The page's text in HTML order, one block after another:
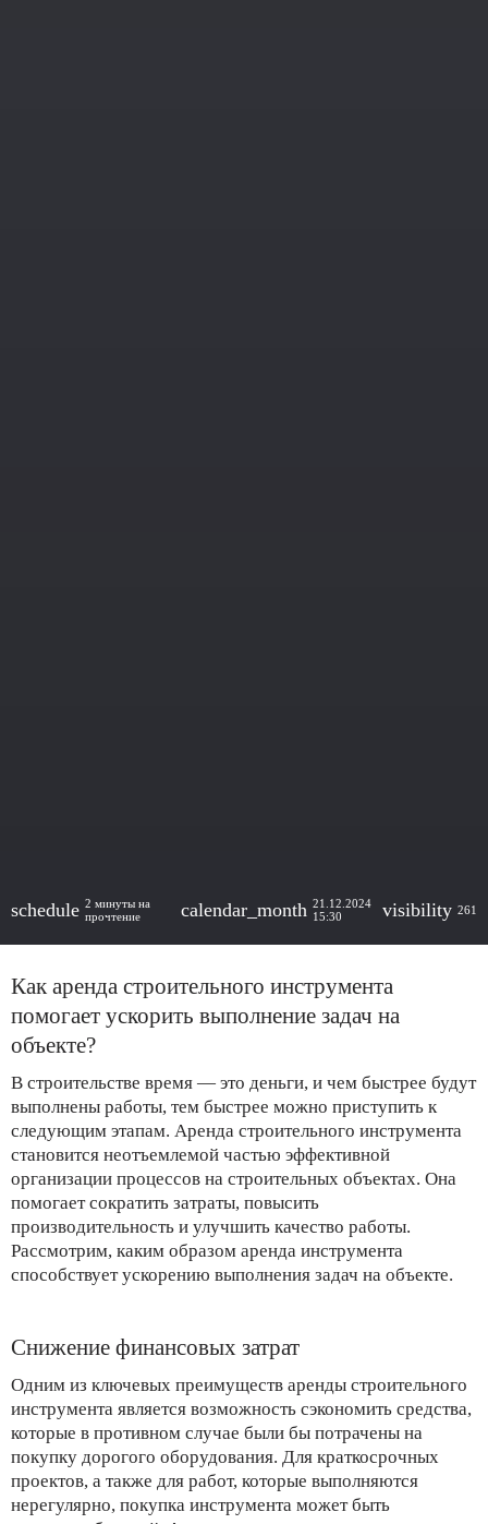
schedule 2 минуты на
прочтение
calendar_month 21.12.2024
15:30
visibility 261
Как аренда строительного инструмента
помогает ускорить выполнение задач на
объекте?
В строительстве время — это деньги, и чем быстрее будут
выполнены работы, тем быстрее можно приступить к
следующим этапам. Аренда строительного инструмента
становится неотъемлемой частью эффективной
организации процессов на строительных объектах. Она
помогает сократить затраты, повысить
производительность и улучшить качество работы.
Рассмотрим, каким образом аренда инструмента
способствует ускорению выполнения задач на объекте.
Снижение финансовых затрат
Одним из ключевых преимуществ аренды строительного
инструмента является возможность сэкономить средства,
которые в противном случае были бы потрачены на
покупку дорогого оборудования. Для краткосрочных
проектов, а также для работ, которые выполняются
нерегулярно, покупка инструмента может быть